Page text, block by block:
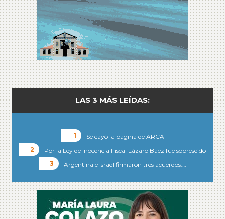
LAS 3 MÁS LEÍDAS:
Se cayó la página de ARCA
Por la Ley de Inocencia Fiscal Lázaro Báez fue sobreseído
Argentina e Israel firmaron tres acuerdos:…